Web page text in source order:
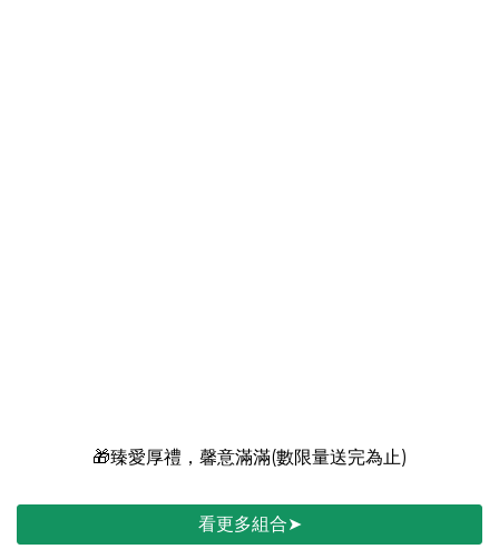
🎁臻愛厚禮，馨意滿滿(數限量送完為止)
看更多組合➤